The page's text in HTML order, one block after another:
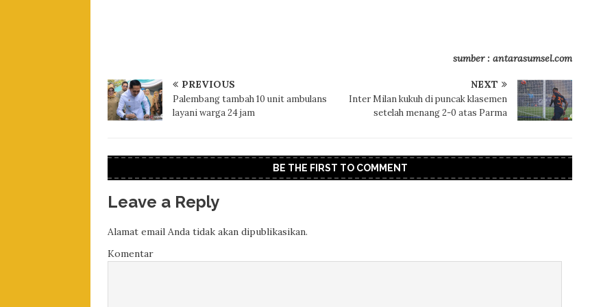
sumber : antarasumsel.com
PREVIOUS
Palembang tambah 10 unit ambulans
layani warga 24 jam
NEXT
Inter Milan kukuh di puncak klasemen
setelah menang 2-0 atas Parma
BE THE FIRST TO COMMENT
Leave a Reply
Alamat email Anda tidak akan dipublikasikan.
Komentar